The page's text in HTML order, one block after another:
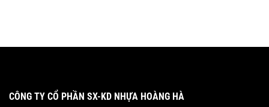
CÔNG TY CỔ PHẦN SX-KD NHỰA HOÀNG HÀ